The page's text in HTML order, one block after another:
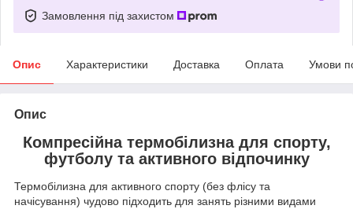
Замовлення під захистом
Опис Характеристики Доставка Оплата Умови
Опис
Компресійна термобілизна для спорту,
футболу та активного відпочинку
Термобілизна для активного спорту (без флісу та
начісування) чудово підходить для занять різними видами